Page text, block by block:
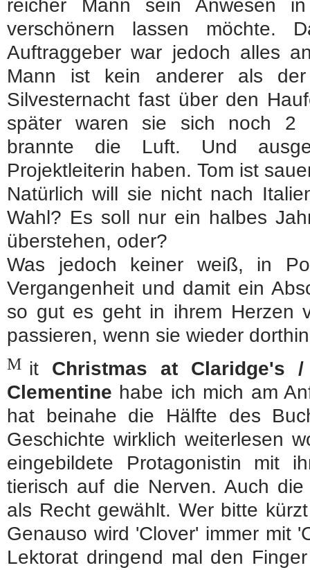
reicher Mann sein Anwesen
verschönern lassen möchte.
Auftraggeber war jedoch alles
Mann ist kein anderer als
Silvesternacht fast über den
später waren sie sich noch 2
brannte die Luft. Und
Projektleiterin haben. Tom ist
Natürlich will sie nicht nach
Wahl? Es soll nur ein halbes
überstehen, oder?
Was jedoch keiner weiß, in
Vergangenheit und damit ein
so gut es geht in ihrem Herzen
passieren, wenn sie wieder
M it Christmas at Claridge's
Clementine habe ich mich am
hat beinahe die Hälfte des
Geschichte wirklich weiterlesen
eingebildete Protagonistin mit
tierisch auf die Nerven. Auch
als Recht gewählt. Wer bitte
Genauso wird 'Clover' immer mit
Lektorat dringend mal den